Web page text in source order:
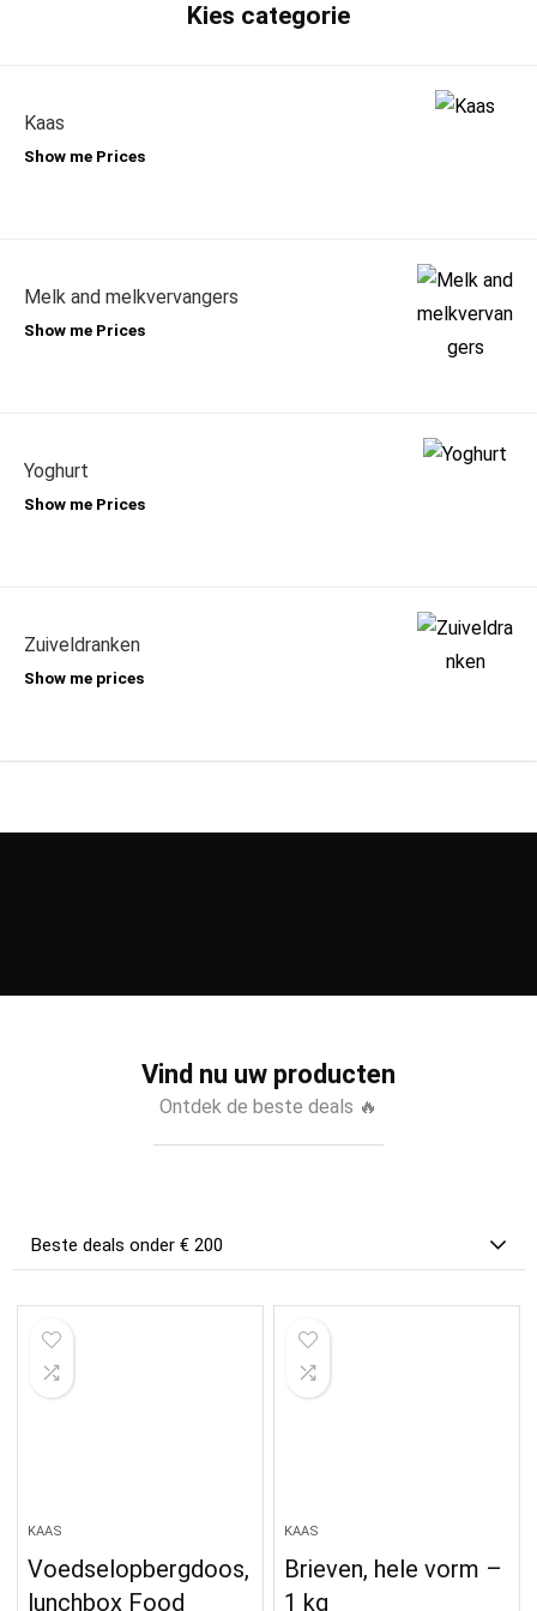
Kies categorie
Kaas
Show me Prices
Melk and melkvervangers
Show me Prices
Yoghurt
Show me Prices
Zuiveldranken
Show me prices
Vind nu uw producten
Ontdek de beste deals 🔥
Beste deals onder € 200
KAAS
Voedselopbergdoos,
lunchbox Food
KAAS
Brieven, hele vorm –
1 kg